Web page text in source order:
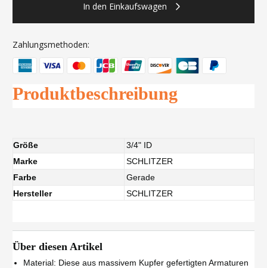
In den Einkaufswagen
Zahlungsmethoden:
Produktbeschreibung
Größe
3/4" ID
Marke
SCHLITZER
Farbe
Gerade
Hersteller
SCHLITZER
Über diesen Artikel
Material: Diese aus massivem Kupfer gefertigten Armaturen